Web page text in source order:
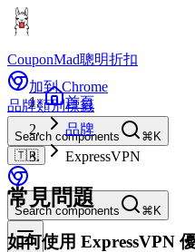
CouponMad聰明折扣
加到 Chrome
品牌類別標籤
Search components
⌘K
🇹🇼
Search components ⌘K
首頁
品牌
ExpressVPN
常見問題
如何使用 ExpressVPN